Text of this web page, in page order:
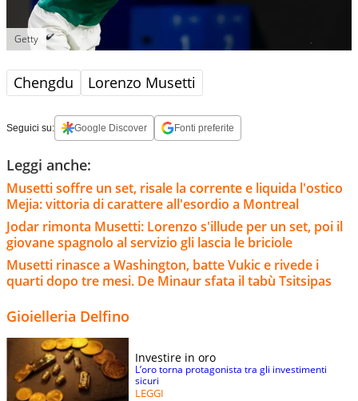
Getty
Chengdu Lorenzo Musetti
Seguici su: Google Discover Fonti preferite
Leggi anche:
Musetti soffre un set, risale la corrente e liquida l'ostico
Mejia: vittoria di carattere all'esordio a Montreal
Jodar rimonta Musetti: Lorenzo s'illude per un set, poi il
giovane spagnolo al servizio gli lascia le briciole
Musetti rinasce a Washington, batte Vukic e rivede i
quarti dopo tre mesi. De Minaur sfata il tabù Tsitsipas
Gioielleria Delfino
Investire in oro
L’oro torna protagonista tra gli investimenti
sicuri
LEGGI